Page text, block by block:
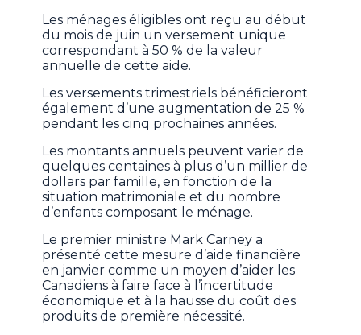
Les ménages éligibles ont reçu au début
du mois de juin un versement unique
correspondant à 50 % de la valeur
annuelle de cette aide.
Les versements trimestriels bénéficieront
également d’une augmentation de 25 %
pendant les cinq prochaines années.
Les montants annuels peuvent varier de
quelques centaines à plus d’un millier de
dollars par famille, en fonction de la
situation matrimoniale et du nombre
d’enfants composant le ménage.
Le premier ministre Mark Carney a
présenté cette mesure d’aide financière
en janvier comme un moyen d’aider les
Canadiens à faire face à l’incertitude
économique et à la hausse du coût des
produits de première nécessité.